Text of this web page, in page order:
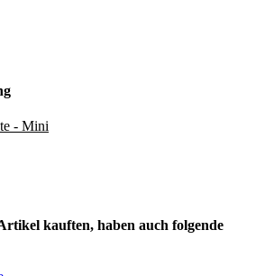
- Mini
kauften, haben auch folgende